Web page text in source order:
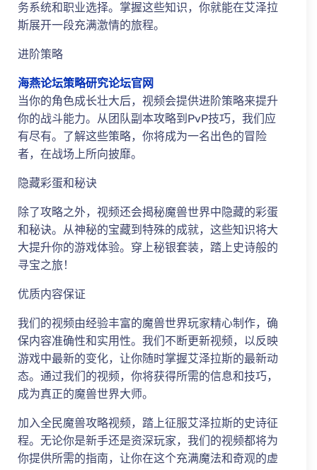
务系统和职业选择。掌握这些知识，你就能在艾泽拉
斯展开一段充满激情的旅程。
进阶策略
海燕论坛策略研究论坛官网
当你的角色成长壮大后，视频会提供进阶策略来提升
你的战斗能力。从团队副本攻略到PvP技巧，我们应
有尽有。了解这些策略，你将成为一名出色的冒险
者，在战场上所向披靡。
隐藏彩蛋和秘诀
除了攻略之外，视频还会揭秘魔兽世界中隐藏的彩蛋
和秘诀。从神秘的宝藏到特殊的成就，这些知识将大
大提升你的游戏体验。穿上秘银套装，踏上史诗般的
寻宝之旅！
优质内容保证
我们的视频由经验丰富的魔兽世界玩家精心制作，确
保内容准确性和实用性。我们不断更新视频，以反映
游戏中最新的变化，让你随时掌握艾泽拉斯的最新动
态。通过我们的视频，你将获得所需的信息和技巧，
成为真正的魔兽世界大师。
加入全民魔兽攻略视频，踏上征服艾泽拉斯的史诗征
程。无论你是新手还是资深玩家，我们的视频都将为
你提供所需的指南，让你在这个充满魔法和奇观的虚